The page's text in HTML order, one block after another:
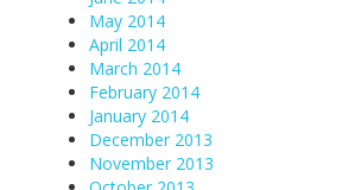
May 2014
April 2014
March 2014
February 2014
January 2014
December 2013
November 2013